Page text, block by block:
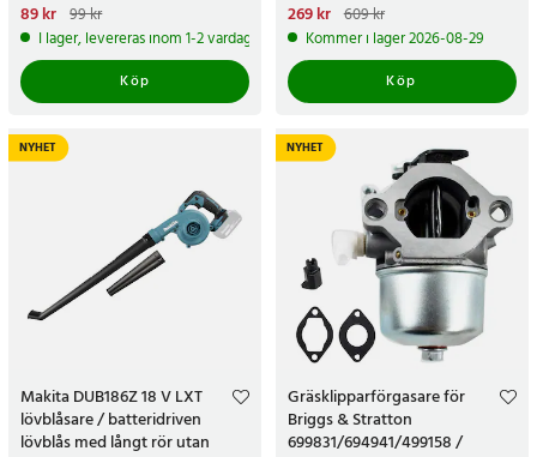
Nuvarande pris
pris:99 kr
89 kr 99 kr
I lager, levereras inom 1-2 vardagar
Köp
Nuvarande pris
pris:609 kr
269 kr 609 kr
Kommer i lager 2026-08-29
Köp
NYHET
Makita DUB186Z 18 V LXT
lövblåsare / batteridriven
lövblås med långt rör utan
NYHET
Gräsklipparförgasare för
Briggs & Stratton
699831/694941/499158 /